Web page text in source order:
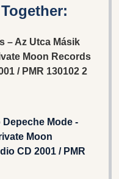
‎– Az Utca Másik
Moon Records
/ PMR 130102 2
Depeche Mode -
Moon
CD 2001 / PMR